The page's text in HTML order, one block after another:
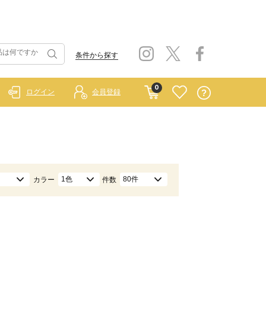
条件から探す
0
ログイン 会員登録
カラー 1色 件数 80件